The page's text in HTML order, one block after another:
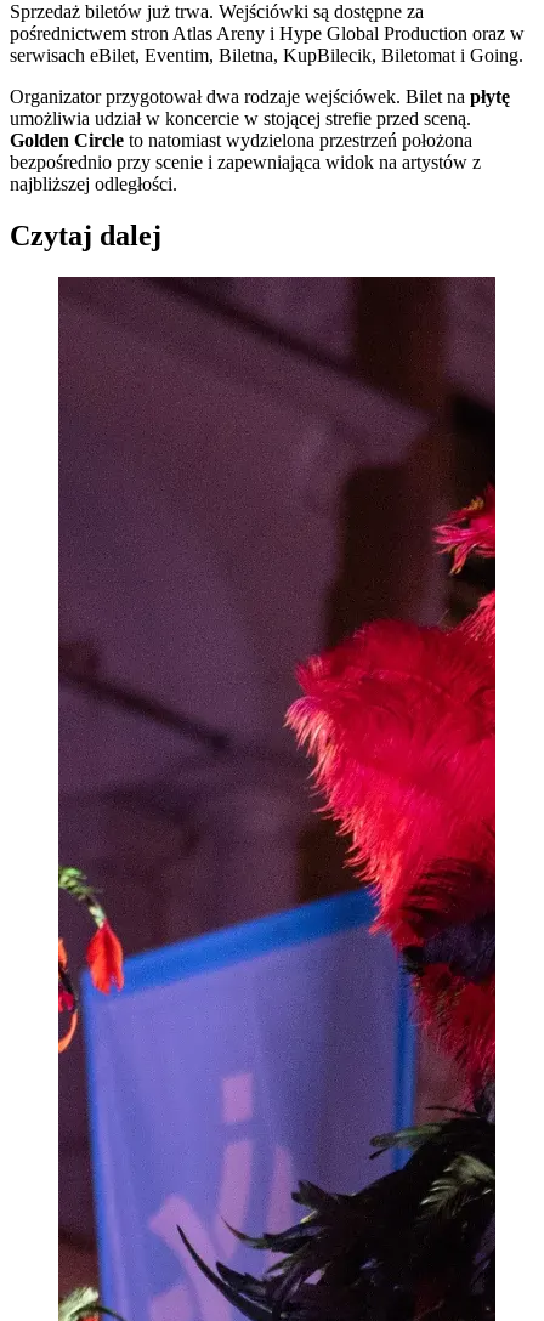
Sprzedaż biletów już trwa. Wejściówki są dostępne za
pośrednictwem stron Atlas Areny i Hype Global Production oraz w
serwisach eBilet, Eventim, Biletna, KupBilecik, Biletomat i Going.
Organizator przygotował dwa rodzaje wejściówek. Bilet na płytę
umożliwia udział w koncercie w stojącej strefie przed sceną.
Golden Circle to natomiast wydzielona przestrzeń położona
bezpośrednio przy scenie i zapewniająca widok na artystów z
najbliższej odległości.
Czytaj dalej